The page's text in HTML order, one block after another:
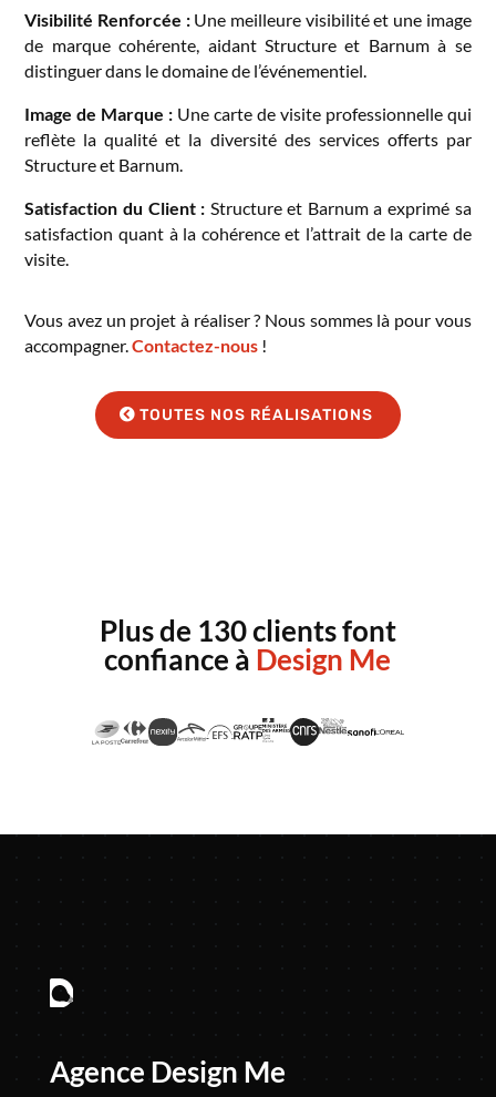
Visibilité Renforcée :Une meilleure visibilité et une image
de marque cohérente, aidant Structure et Barnum à se
distinguer dans le domaine de l’événementiel.
Image de Marque : Une carte de visite professionnelle qui
reflète la qualité et la diversité des services offerts par
Structure et Barnum.
Satisfaction du Client : Structure et Barnum a exprimé sa
satisfaction quant à la cohérence et l’attrait de la carte de
visite.
Vous avez un projet à réaliser ? Nous sommes là pour vous
accompagner.Contactez-nous !
TOUTES NOS RÉALISATIONS
Plus de 130 clients font
confiance à Design Me
Agence Design Me